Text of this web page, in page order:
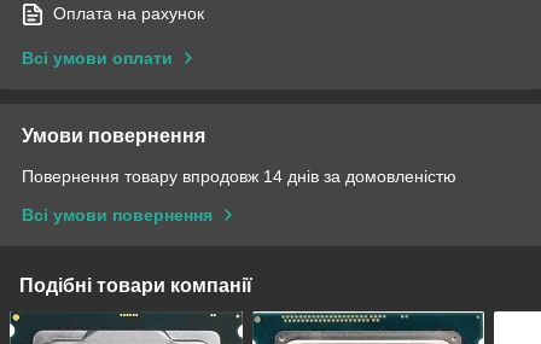
Оплата на рахунок
Всі умови оплати
Умови повернення
Повернення товару впродовж 14 днів за домовленістю
Всі умови повернення
Подібні товари компанії